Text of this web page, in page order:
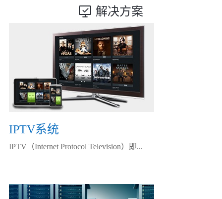
解决方案
IPTV系统
IPTV（Internet Protocol Television）即...